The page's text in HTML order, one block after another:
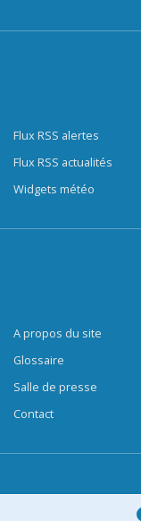
Flux RSS alertes
Flux RSS actualités
Widgets météo
A propos du site
Glossaire
Salle de presse
Contact